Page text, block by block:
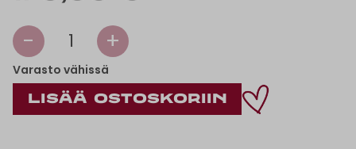
- 1 +
Varasto vähissä